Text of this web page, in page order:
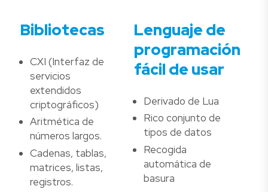
Bibliotecas
CXI (Interfaz de
servicios
extendidos
criptográficos)
Aritmética de
números largos.
Cadenas, tablas,
matrices, listas,
registros.
Lenguaje de
programación
fácil de usar
Derivado de Lua
Rico conjunto de
tipos de datos
Recogida
automática de
basura